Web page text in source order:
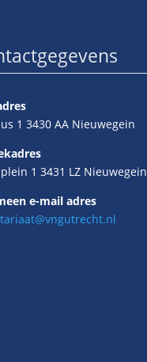
1 3430 AA Nieuwegein
1 3431 LZ Nieuwegein
e-mail adres